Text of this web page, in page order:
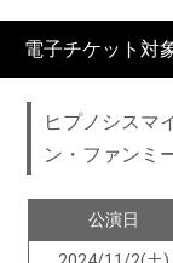
電子チケット対
ヒプノシスマ
ン・ファンミ
公演日